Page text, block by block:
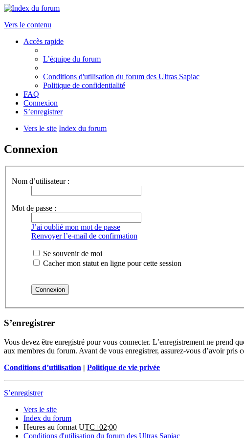
Vers le contenu
Accès rapide
L’équipe du forum
Conditions d'utilisation du forum des Ultras Sapiac
Politique de confidentialité
FAQ
Connexion
S’enregistrer
Vers le site Index du forum
Connexion
Nom d’utilisateur :
Mot de passe :
J’ai oublié mon mot de passe
Renvoyer l’e-mail de confirmation
Se souvenir de moi
Cacher mon statut en ligne pour cette session
S’enregistrer
Vous devez être enregistré pour vous connecter. L’enregistrement ne prend
aux membres du forum. Avant de vous enregistrer, assurez-vous d’avoir
Conditions d’utilisation | Politique de vie privée
S’enregistrer
Vers le site
Index du forum
Heures au format UTC+02:00
Conditions d'utilisation du forum des Ultras Sapiac